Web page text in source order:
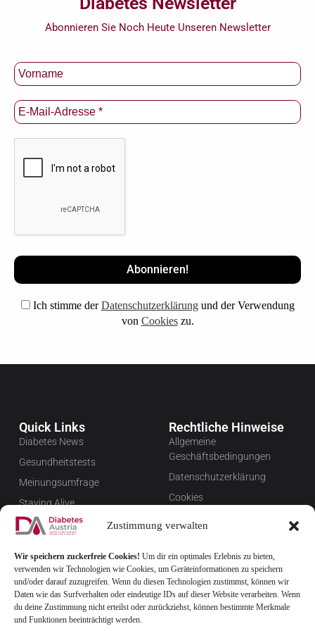
Zustimmung verwalten
Wir speichern zuckerfreie Cookies! Um dir ein optimales Erlebnis zu bieten,
verwenden wir Technologien wie Cookies, um Geräteinformationen zu speichern
und/oder darauf zuzugreifen. Wenn du diesen Technologien zustimmst, können wir
Daten wie das Surfverhalten oder eindeutige IDs auf dieser Website verarbeiten. Wenn
du deine Zustimmung nicht erteilst oder zurückziehst, können bestimmte Merkmale
und Funktionen beeinträchtigt werden.
Abonnieren Sie Noch Heute Unseren Newsletter
Ich stimme derDatenschutzerklärungund der Verwendung
von Cookieszu.
Quick Links
Diabetes News
Gesundheitstests
Meinungsumfrage
Staying Alive
Favoriten
Rechtliche Hinweise
Allgemeine
Geschäftsbedingungen
Datenschutzerklärung
Cookies
Newsletter verwalten
FAQ